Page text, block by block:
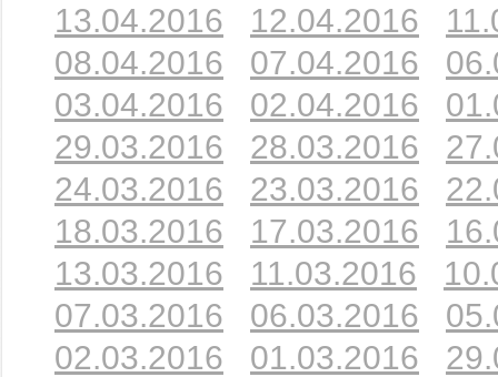
13.04.2016
12.04.2016
08.04.2016
07.04.2016
03.04.2016
02.04.2016
29.03.2016
28.03.2016
24.03.2016
23.03.2016
18.03.2016
17.03.2016
13.03.2016
11.03.2016
07.03.2016
06.03.2016
02.03.2016
01.03.2016